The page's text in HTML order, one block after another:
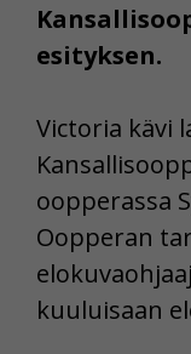
esityksen.
Victoria kävi
oopperassa
Oopperan
kuuluisaan